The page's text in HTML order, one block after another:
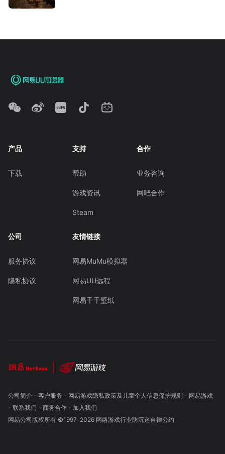
产品
下载
支持
帮助
游戏资讯
Steam
合作
业务咨询
网吧合作
公司
服务协议
隐私协议
友情链接
网易MuMu模拟器
网易UU远程
网易千千壁纸
公司简介- 客户服务 - 网易游戏隐私政策及儿童个人信息保护规则 - 网易游戏
- 联系我们 - 商务合作- 加入我们
网易公司版权所有 ©1997-2026 网络游戏行业防沉迷自律公约